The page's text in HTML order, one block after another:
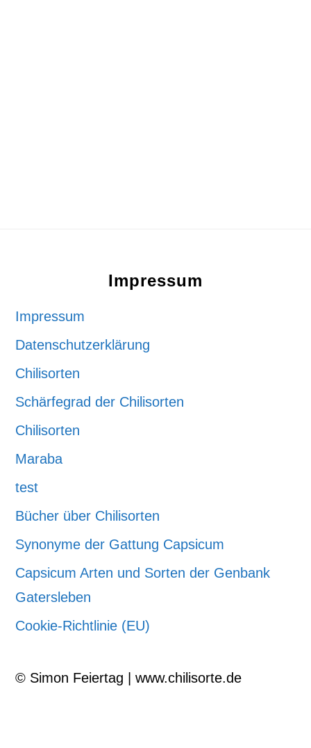
Impressum
Impressum
Datenschutzerklärung
Chilisorten
Schärfegrad der Chilisorten
Chilisorten
Maraba
test
Bücher über Chilisorten
Synonyme der Gattung Capsicum
Capsicum Arten und Sorten der Genbank
Gatersleben
Cookie-Richtlinie (EU)
© Simon Feiertag | www.chilisorte.de